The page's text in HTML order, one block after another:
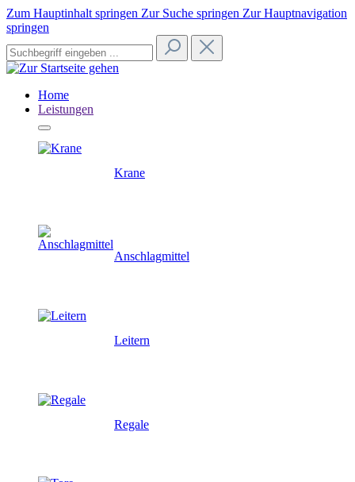
Zum Hauptinhalt springen Zur Suche springen Zur Hauptnavigation
springen
Home
Leistungen
Krane
Anschlagmittel
Leitern
Regale